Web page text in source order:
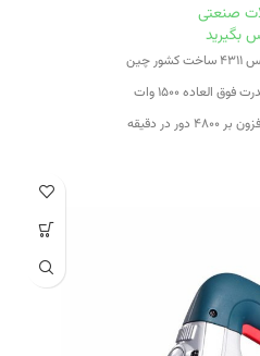
صنعتی
بگیرید
چین
العاده ۱۵۰۰ وات
در دقیقه
پلیمری جهت تسلط و راحتی کاربر
صنعتی
برای تعویض سریع و آسان ذغال ها